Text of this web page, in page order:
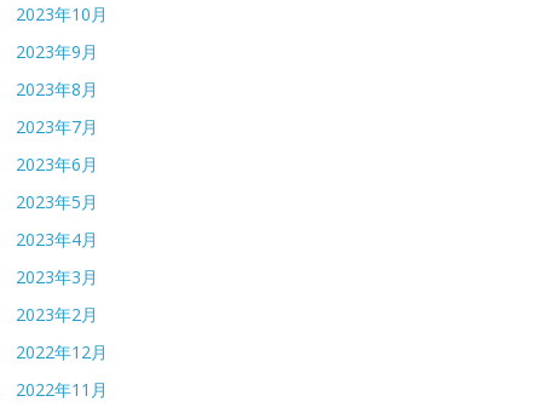
2023年10月
2023年9月
2023年8月
2023年7月
2023年6月
2023年5月
2023年4月
2023年3月
2023年2月
2022年12月
2022年11月